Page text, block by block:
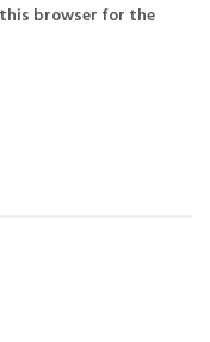
this browser for the